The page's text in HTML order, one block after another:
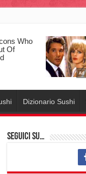
Dizionario Sushi
Seguici su…